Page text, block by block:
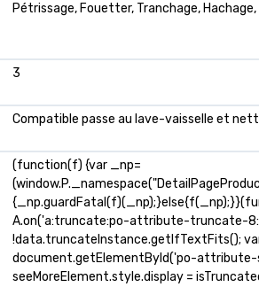
Pétrissage, Fouetter, Tranchage,
3
Compatible passe au lave-vaisselle et
(function(f) {var _np=
A.on('a:truncate:po-attribute-truncate-
!data.truncateInstance.getIfTextFits();
document.getElementById('po-
seeMoreElement.style.display =